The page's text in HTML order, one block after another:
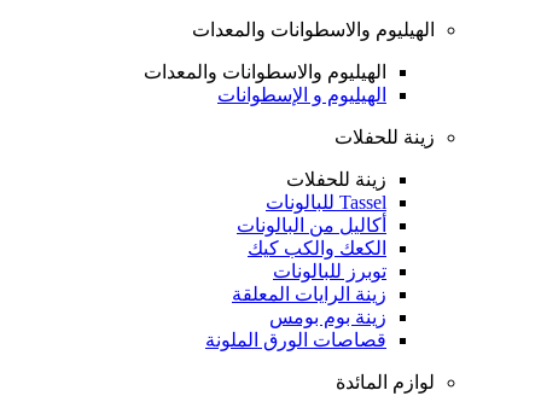
الهيليوم والاسطوانات والمعدات
الهيليوم والاسطوانات والمعدات
الهيليوم و الإسطوانات
زينة للحفلات
زينة للحفلات
Tassel للبالونات
أكاليل من البالونات
الكعك والكب كيك
توبرز للبالونات
زينة الرايات المعلقة
زينة بوم بومس
قصاصات الورق الملونة
لوازم المائدة